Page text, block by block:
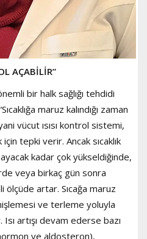
AÇABİLİR”
bir halk sağlığı tehdidi
maruz kalındığı zaman
vücut ısısı kontrol sistemi,
tepki verir. Ancak sıcaklık
kadar çok yükseldiğinde,
veya birkaç gün sonra
ölçüde artar. Sıcağa maruz
ve terleme yoluyla
Isı artışı devam ederse bazı
ve aldosteron),